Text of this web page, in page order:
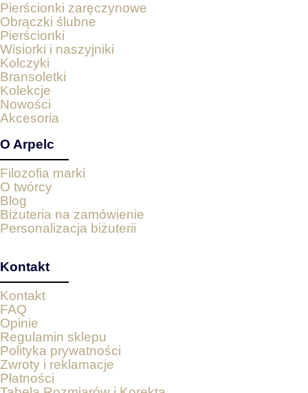
Pierścionki zaręczynowe
Obrączki ślubne
Pierścionki
Wisiorki i naszyjniki
Kolczyki
Bransoletki
Kolekcje
Nowości
Akcesoria
O Arpelc
Filozofia marki
O twórcy
Blog
Biżuteria na zamówienie
Personalizacja biżuterii
Kontakt
Kontakt
FAQ
Opinie
Regulamin sklepu
Polityka prywatności
Zwroty i reklamacje
Płatności